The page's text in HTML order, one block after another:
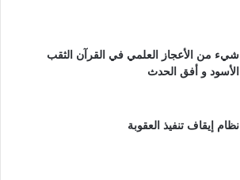
شيء من الأعجاز العلمي في القرآن الثقب
الأسود و أفق الحدث
نظام إيقاف تنفيذ العقوبة